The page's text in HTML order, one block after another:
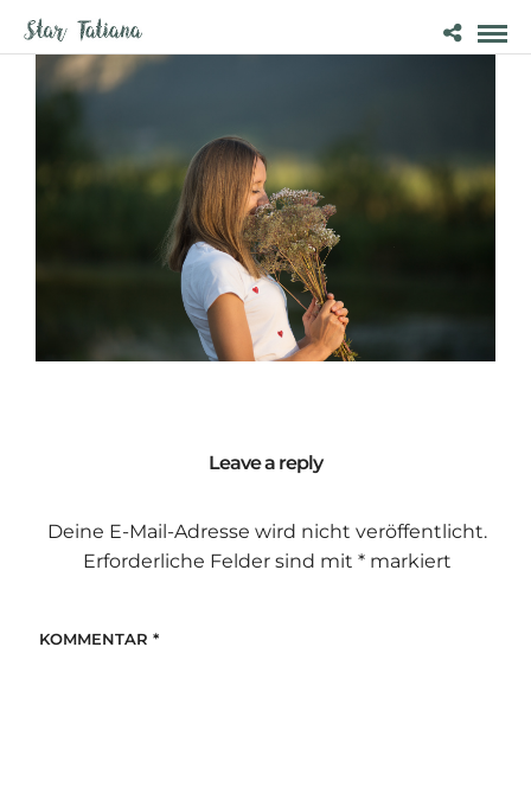
Leave a reply
Deine E-Mail-Adresse wird nicht veröffentlicht.
Erforderliche Felder sind mit *markiert
KOMMENTAR *